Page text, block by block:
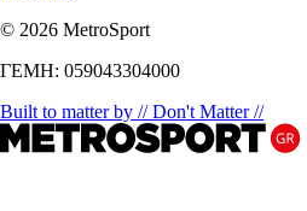
© 2026 MetroSport
ΓΕΜΗ: 059043304000
Built to matter by // Don't Matter //